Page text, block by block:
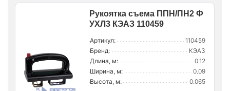
Рукоятка съема ППН/ПН2 Ф
УХЛ3 КЭАЗ 110459
Артикул:
110459
Бренд:
КЭАЗ
Длина, м:
0.12
Ширина, м:
0.09
Высота, м:
0.065